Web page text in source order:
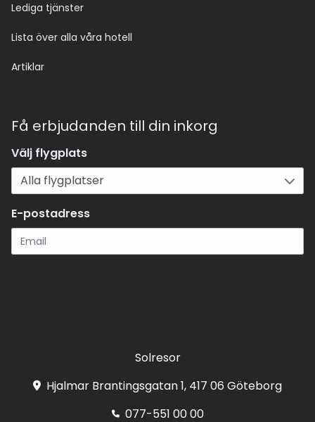
Lediga tjänster
Lista över alla våra hotell
Artiklar
Få erbjudanden till din inkorg
Välj flygplats
E-postadress
Solresor
Hjalmar Brantingsgatan 1, 417 06 Göteborg
077-551 00 00